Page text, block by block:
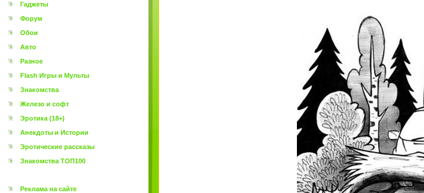
Гаджеты
Форум
Обои
Авто
Разное
Flash Игры и Мульты
Знакомства
Железо и софт
Эротика (18+)
Анекдоты и Истории
Эротические рассказы
Знакомства ТОП100
Реклама на сайте